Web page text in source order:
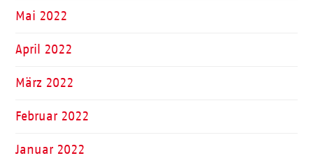
Mai 2022
April 2022
März 2022
Februar 2022
Januar 2022